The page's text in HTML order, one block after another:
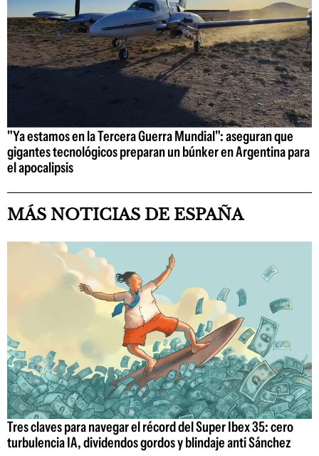
"Ya estamos en la Tercera Guerra Mundial": aseguran que
gigantes tecnológicos preparan un búnker en Argentina para
el apocalipsis
MÁS NOTICIAS DE ESPAÑA
Tres claves para navegar el récord del Super Ibex 35: cero
turbulencia IA, dividendos gordos y blindaje anti Sánchez